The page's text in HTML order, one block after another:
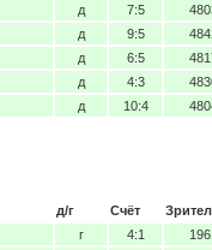
д 7:5
д 9:5
д 6:5
д 4:3
д 10:4
д/г Счёт
г 4:1